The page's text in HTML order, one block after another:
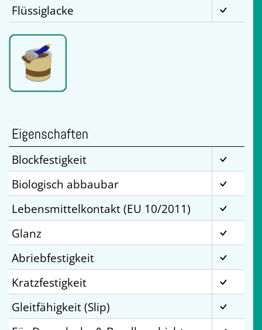
Flüssiglacke
Eigenschaften
Blockfestigkeit
Biologisch abbaubar
Lebensmittelkontakt (EU 10/2011)
Glanz
Abriebfestigkeit
Kratzfestigkeit
Gleitfähigkeit (Slip)